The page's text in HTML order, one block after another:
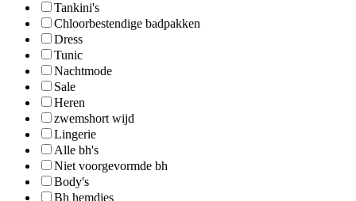
Tankini's
Chloorbestendige badpakken
Dress
Tunic
Nachtmode
Sale
Heren
zwemshort wijd
Lingerie
Alle bh's
Niet voorgevormde bh
Body's
Bh hemdjes